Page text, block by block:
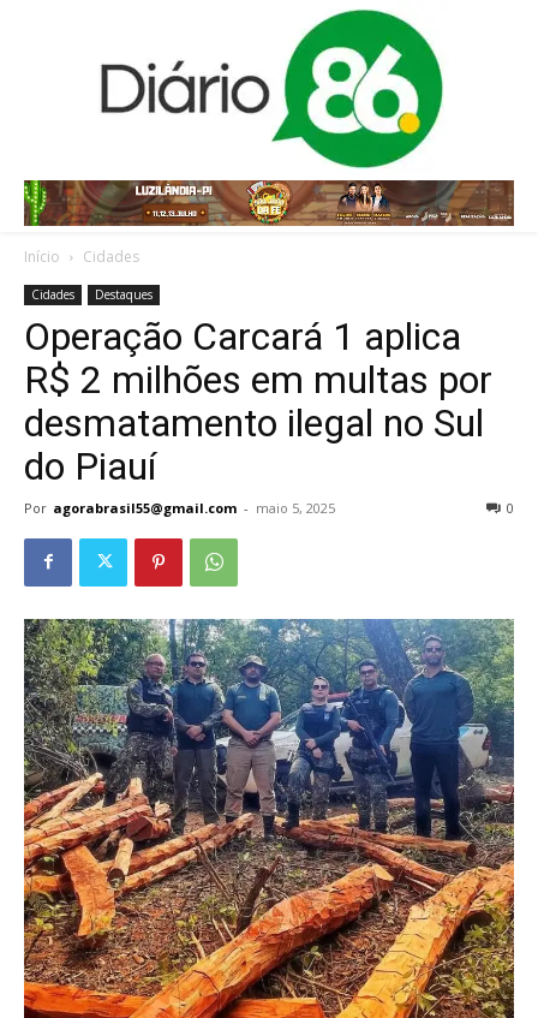
Início Cidades
Cidades Destaques
Operação Carcará 1 aplica
R$ 2 milhões em multas por
desmatamento ilegal no Sul
do Piauí
Por agorabrasil55@gmail.com - maio 5, 2025 0